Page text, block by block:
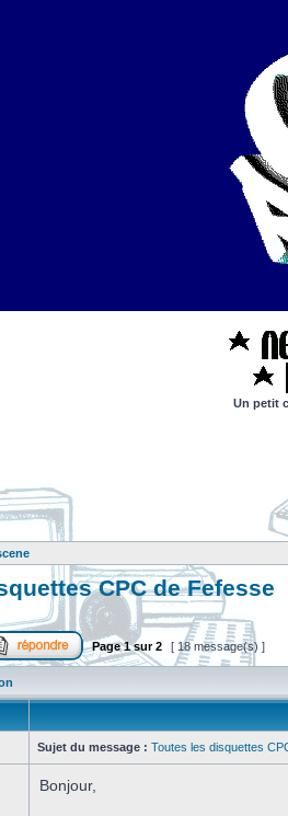
Un petit
CPC de Fefesse
Page1sur2 [ 18 message(s) ]
Sujet du message : Toutes les disquettes
Bonjour,